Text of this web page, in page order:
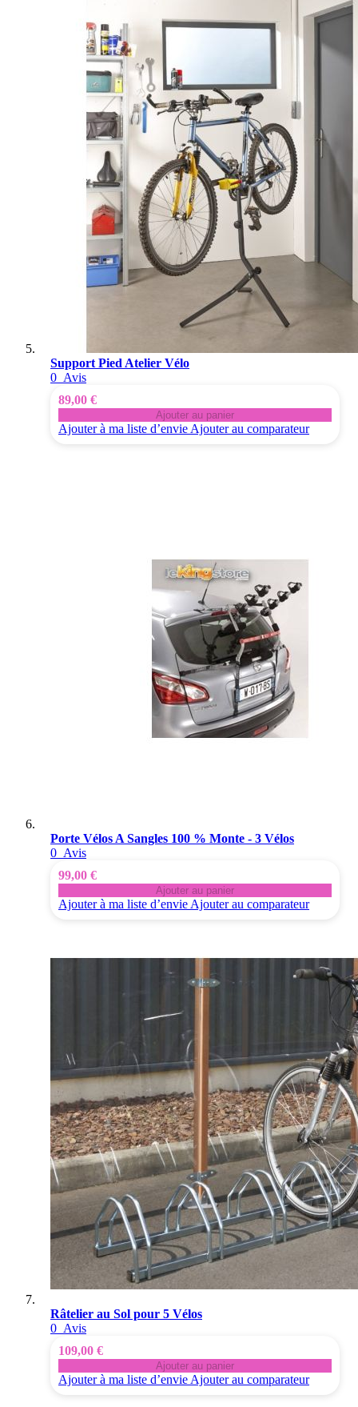
Support Pied Atelier Vélo
0 Avis
89,00 €
Ajouter au panier
Ajouter à ma liste d’envie Ajouter au comparateur
Porte Vélos A Sangles 100 % Monte - 3 Vélos
0 Avis
99,00 €
Ajouter au panier
Ajouter à ma liste d’envie Ajouter au comparateur
Râtelier au Sol pour 5 Vélos
0 Avis
109,00 €
Ajouter au panier
Ajouter à ma liste d’envie Ajouter au comparateur